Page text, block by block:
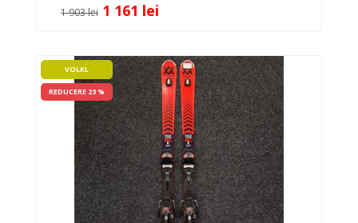
1 903 lei 1 161 lei
VOLKL
REDUCERE 23 %